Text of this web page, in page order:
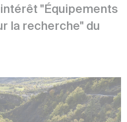
"Équipements
la recherche" du